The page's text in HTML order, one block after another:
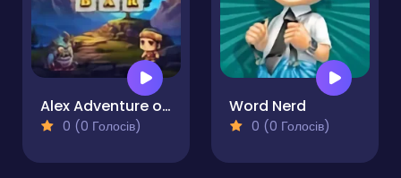
Alex Adventure of Word
0 (0 Голосів)
Word Nerd
0 (0 Голосів)